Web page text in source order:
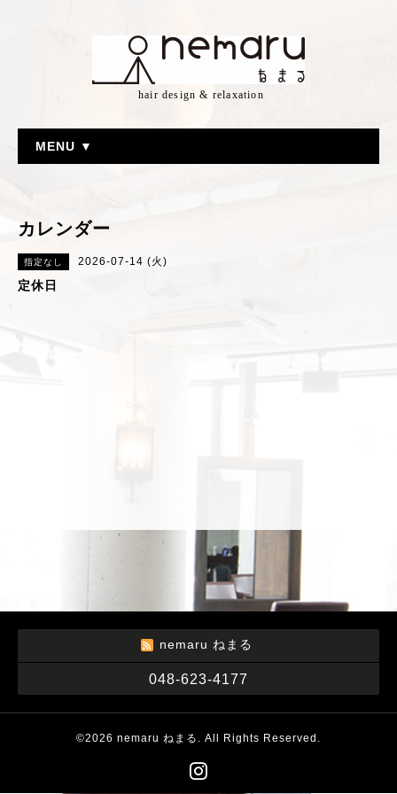
hair design & relaxation
MENU ▼
カレンダー
指定なし 2026-07-14 (火)
定休日
nemaru ねまる
048-623-4177
©2026 nemaru ねまる . All Rights Reserved.